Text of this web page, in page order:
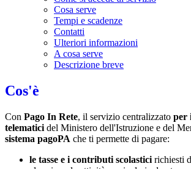
Cosa serve
Tempi e scadenze
Contatti
Ulteriori informazioni
A cosa serve
Descrizione breve
Cos'è
Con Pago In Rete, il servizio centralizzato per
telematici del Ministero dell'Istruzione e del
sistema pagoPA che ti permette di pagare:
le tasse e i contributi scolastici richiesti